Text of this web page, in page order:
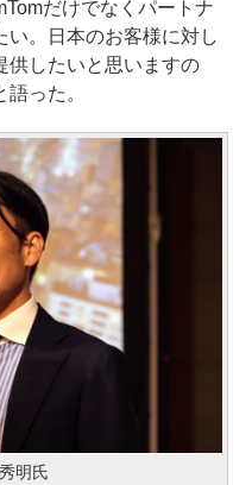
だけでなくパートナ
い。日本のお客様に対し
供したいと思いますの
った。
明氏